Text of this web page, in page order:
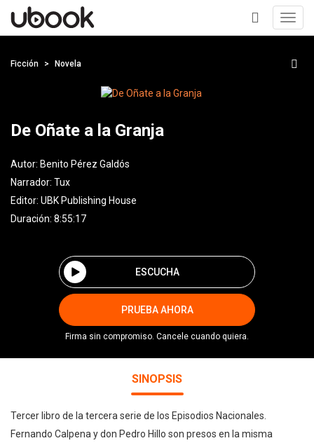
+
Ficción Novela
De Oñate a la Granja
Autor: Benito Pérez Galdós
Narrador: Tux
Editor: UBK Publishing House
Duración: 8:55:17
ESCUCHA
PRUEBA AHORA
Firma sin compromiso. Cancele cuando quiera.
SINOPSIS
Tercer libro de la tercera serie de los Episodios Nacionales.
Fernando Calpena y don Pedro Hillo son presos en la misma